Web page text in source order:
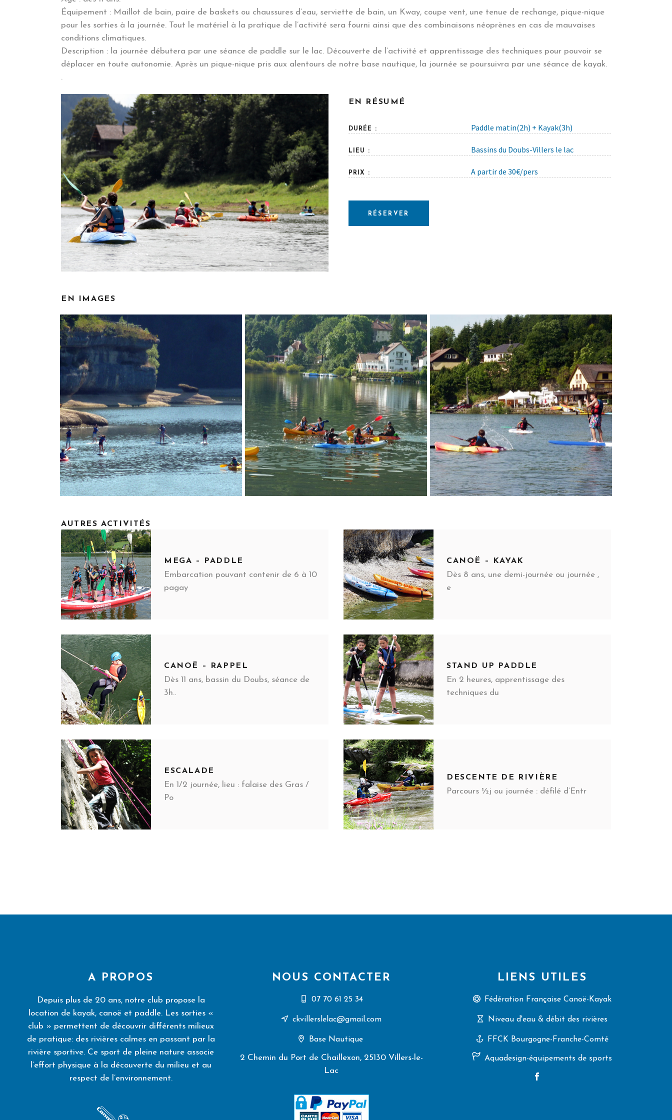
Équipement : Maillot de bain, paire de baskets ou chaussures d’eau, serviette de bain, un Kway, coupe vent, une tenue de rechange, pique-nique
pour les sorties à la journée. Tout le matériel à la pratique de l’activité sera fourni ainsi que des combinaisons néoprènes en cas de mauvaises
conditions climatiques.
Description : la journée débutera par une séance de paddle sur le lac. Découverte de l’activité et apprentissage des techniques pour pouvoir se
déplacer en toute autonomie. Après un pique-nique pris aux alentours de notre base nautique, la journée se poursuivra par une séance de kayak.
.
EN RÉSUMÉ
DURÉE : Paddle matin(2h) + Kayak(3h)
LIEU : Bassins du Doubs-Villers le lac
PRIX : A partir de 30€/pers
RÉSERVER
EN IMAGES
AUTRES ACTIVITÉS
MEGA – PADDLE
Embarcation pouvant contenir de 6 à 10
pagay
CANOË – KAYAK
Dès 8 ans, une demi-journée ou journée ,
e
CANOË – RAPPEL
Dès 11 ans, bassin du Doubs, séance de
3h..
STAND UP PADDLE
En 2 heures, apprentissage des
techniques du
ESCALADE
En 1/2 journée, lieu : falaise des Gras /
Po
DESCENTE DE RIVIÈRE
Parcours ½j ou journée : défilé d’Entr
A PROPOS
Depuis plus de 20 ans, notre club propose la
location de kayak, canoë et paddle. Les sorties «
club » permettent de découvrir différents milieux
de pratique: des rivières calmes en passant par la
rivière sportive. Ce sport de pleine nature associe
l’effort physique à la découverte du milieu et au
respect de l’environnement.
NOUS CONTACTER
07 70 61 25 34
ckvillerslelac@gmail.com
Base Nautique
2 Chemin du Port de Chaillexon, 25130 Villers-le-
Lac
LIENS UTILES
Fédération Française Canoë-Kayak
Niveau d'eau & débit des rivières
FFCK Bourgogne-Franche-Comté
Aquadesign-équipements de sports